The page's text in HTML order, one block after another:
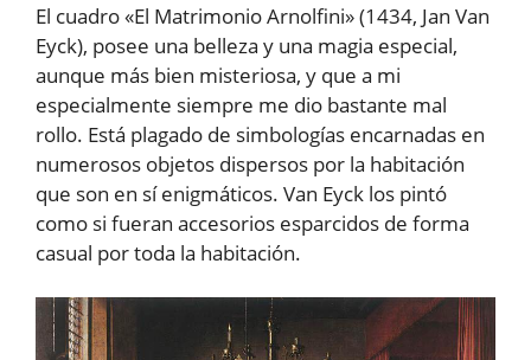
El cuadro «El Matrimonio Arnolfini» (1434, Jan Van
Eyck), posee una belleza y una magia especial,
aunque más bien misteriosa, y que a mi
especialmente siempre me dio bastante mal
rollo. Está plagado de simbologías encarnadas en
numerosos objetos dispersos por la habitación
que son en sí enigmáticos. Van Eyck los pintó
como si fueran accesorios esparcidos de forma
casual por toda la habitación.